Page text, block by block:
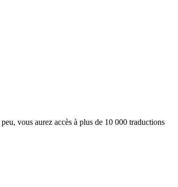
vous aurez accès à plus de 10 000 traductions